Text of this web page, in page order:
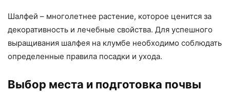
Шалфей – многолетнее растение, которое ценится за
декоративность и лечебные свойства. Для успешного
выращивания шалфея на клумбе необходимо соблюдать
определенные правила посадки и ухода.
Выбор места и подготовка почвы